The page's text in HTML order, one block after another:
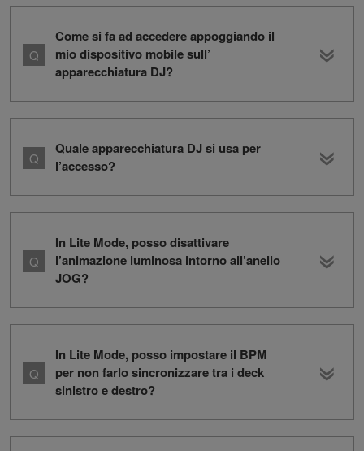
Come si fa ad accedere appoggiando il
mio dispositivo mobile sull’
apparecchiatura DJ?
Quale apparecchiatura DJ si usa per
l’accesso?
In Lite Mode, posso disattivare
l’animazione luminosa intorno all’anello
JOG?
In Lite Mode, posso impostare il BPM
per non farlo sincronizzare tra i deck
sinistro e destro?